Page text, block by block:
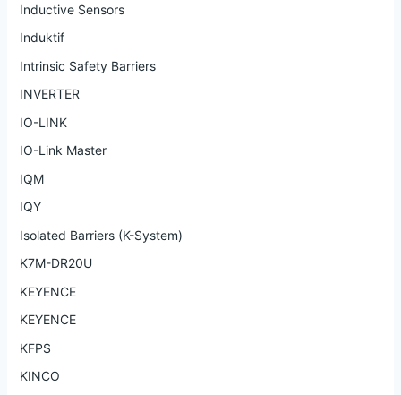
Inductive Sensors
Induktif
Intrinsic Safety Barriers
INVERTER
IO-LINK
IO-Link Master
IQM
IQY
Isolated Barriers (K-System)
K7M-DR20U
KEYENCE
KEYENCE
KFPS
KINCO